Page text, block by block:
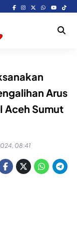
Arus
Aceh Sumut
08:41